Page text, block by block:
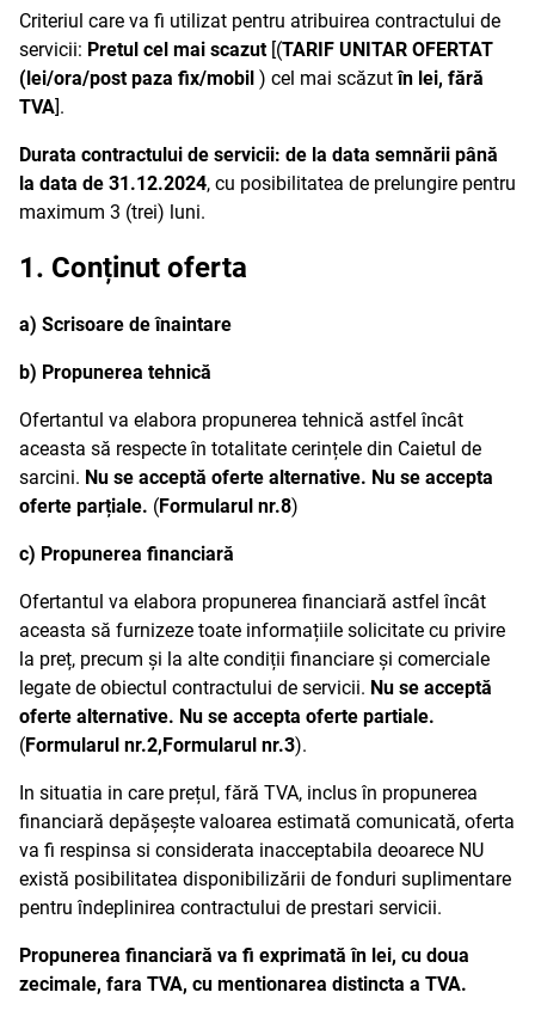
Criteriul care va fi utilizat pentru atribuirea contractului de
servicii: Pretul cel mai scazut[(TARIF UNITAR OFERTAT
(lei/ora/post paza fix/mobil ) cel mai scăzutîn lei, fără
TVA].
Durata contractului de servicii: de la data semnării până
la data de 31.12.2024, cu posibilitatea de prelungire pentru
maximum 3 (trei) luni.
1. Conținut oferta
a) Scrisoare deînaintare
b) Propunerea tehnică
Ofertantul va elabora propunerea tehnică astfel încât
aceasta să respecte în totalitate cerințele din Caietul de
sarcini. Nu se acceptă oferte alternative. Nu se accepta
oferte parțiale. (Formularul nr.8)
c) Propunerea financiară
Ofertantul va elabora propunerea financiară astfel încât
aceasta să furnizeze toate informațiile solicitate cu privire
la preț, precum și la alte condiții financiare și comerciale
legate de obiectul contractului de servicii. Nu se acceptă
oferte alternative. Nu se accepta oferte partiale.
(Formularul nr.2,Formularul nr.3).
In situatia in care prețul, fără TVA, inclus în propunerea
financiară depășește valoarea estimată comunicată, oferta
va fi respinsa si considerata inacceptabila deoarece NU
există posibilitatea disponibilizării de fonduri suplimentare
pentru îndeplinirea contractului de prestari servicii.
Propunerea financiară va fi exprimată în lei, cu doua
zecimale, fara TVA, cu mentionarea distincta a TVA.